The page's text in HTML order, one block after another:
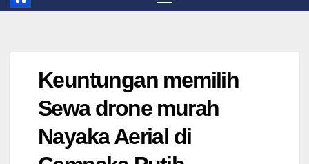
Keuntungan memilih
Sewa drone murah
Nayaka Aerial di